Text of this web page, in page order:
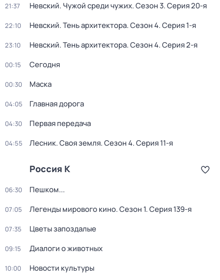
21:37 Невский. Чужой среди чужих. Сезон 3. Серия 20-я
22:10 Невский. Тень архитектора. Сезон 4. Серия 1-я
23:10 Невский. Тень архитектора. Сезон 4. Серия 2-я
00:15 Сегодня
00:30 Маска
04:05 Главная дорога
04:30 Первая передача
04:55 Лесник. Своя земля. Сезон 4. Серия 11-я
Россия К
06:30 Пешком...
07:05 Легенды мирового кино. Сезон 1. Серия 139-я
07:35 Цветы запоздалые
09:15 Диалоги о животных
10:00 Новости культуры